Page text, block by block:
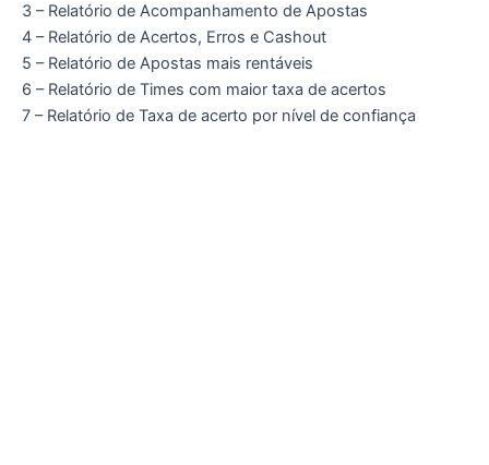
3 – Relatório de Acompanhamento de Apostas
4 – Relatório de Acertos, Erros e Cashout
5 – Relatório de Apostas mais rentáveis
6 – Relatório de Times com maior taxa de acertos
7 – Relatório de Taxa de acerto por nível de confiança